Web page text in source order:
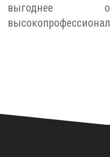
выгоднее